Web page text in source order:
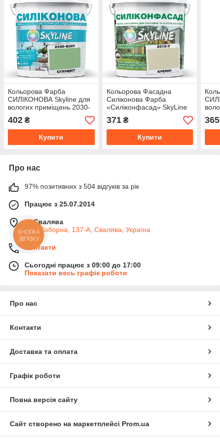
Кольорова Фарба
СИЛІКОНОВА Skyline для
вологих приміщень 2030-
G30Y Сухоцвіт 1л
402 ₴
Купити
Кольорова Фасадна
Силіконова Фарба
«Силіконфасад» SkyLine
2010-Y Кремін 1л
371₴
Купити
365
Про нас
97% позитивних з 504 відгуків за рік
Працює з 25.07.2014
м. Свалява
вул. Соборна, 137-А, Свалява, Україна
Контакти
Сьогодні працює з 09:00 до 17:00
Показати весь графік роботи
Про нас
Контакти
Доставка та оплата
Графік роботи
Повна версія сайту
Сайт створено на маркетплейсі Prom.ua
КНОПКА
ЗВ'ЯЗКУ